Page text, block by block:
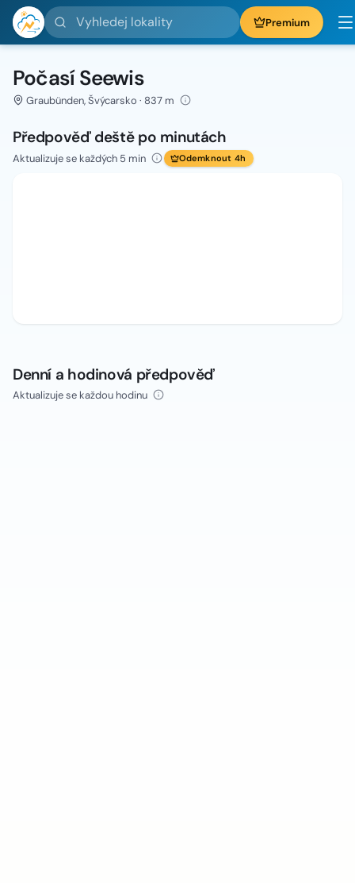
Vyhledej lokality Premium
Počasí Seewis
Graubünden, Švýcarsko · 837 m
Předpověď deště po minutách
Aktualizuje se každých 5 min Odemknout 4h
Denní a hodinová předpověď
Aktualizuje se každou hodinu